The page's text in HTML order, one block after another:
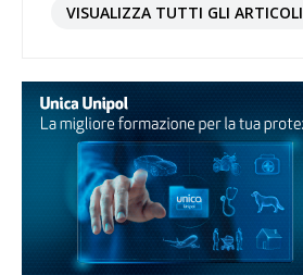
VISUALIZZA TUTTI GLI ARTICOLI